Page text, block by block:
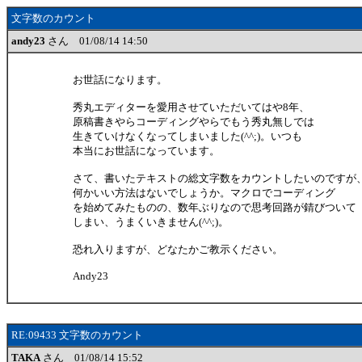
文字数のカウント
andy23 さん 01/08/14 14:50
お世話になります。
秀丸エディターを愛用させていただいてはや8年、
原稿書きやらコーディングやらでもう秀丸無しでは
生きていけなくなってしまいました(^^;)。いつも
本当にお世話になっています。
さて、書いたテキストの総文字数をカウントしたいのですが
何かいい方法はないでしょうか。マクロでコーディング
を始めてみたものの、数年ぶりなので思考回路が錆びついて
しまい、うまくいきません(^^;)。
恐れ入りますが、どなたかご教示ください。
Andy23
RE:09433 文字数のカウント
TAKAさん 01/08/14 15:52